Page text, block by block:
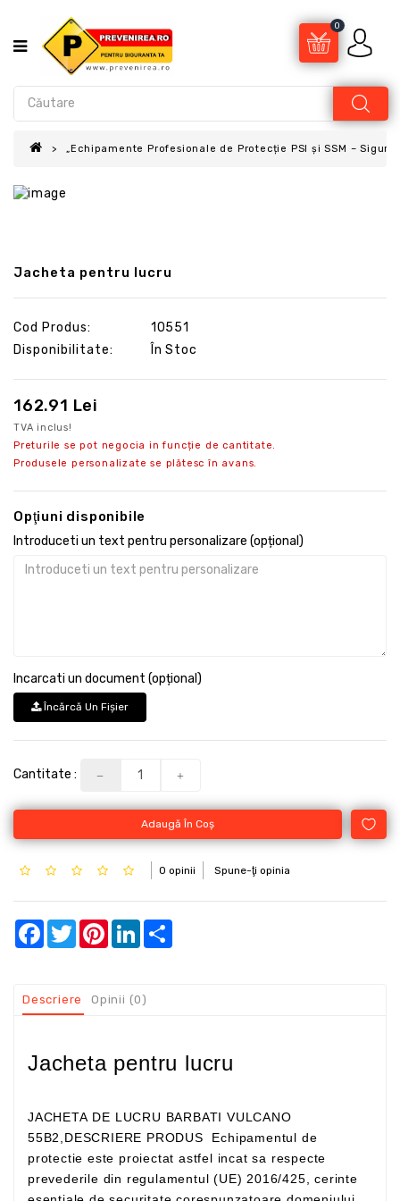
0
„Echipamente Profesionale de Protecție PSI și SSM –
Jacheta pentru lucru
Cod Produs:
10551
Disponibilitate:
În Stoc
162.91 Lei
TVA inclus!
Preturile se pot negocia in funcție de cantitate.
Produsele personalizate se plătesc în avans.
Opţiuni disponibile
Introduceti un text pentru personalizare (opțional)
Incarcati un document (opțional)
Încărcă Un Fişier
Cantitate :
Adaugă În Coş
0 opinii Spune-ţi opinia
Facebook
TwitterPinterestLinkedIn
Descriere Opinii (0)
Jacheta pentru lucru
JACHETA DE LUCRU BARBATI VULCANO
55B2,DESCRIERE PRODUS Echipamentul de
protectie este proiectat astfel incat sa respecte
prevederile din regulamentul (UE) 2016/425, cerinte